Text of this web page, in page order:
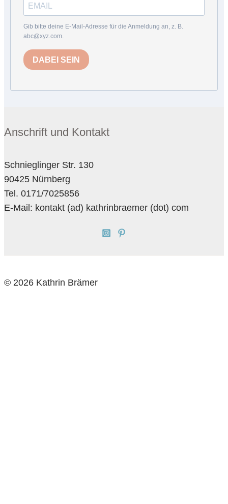
Gib bitte deine E-Mail-Adresse für die Anmeldung an, z. B.
abc@xyz.com.
DABEI SEIN
Anschrift und Kontakt
Schnieglinger Str. 130
90425 Nürnberg
Tel. 0171/7025856
E-Mail: kontakt (ad) kathrinbraemer (dot) com
© 2026 Kathrin Brämer